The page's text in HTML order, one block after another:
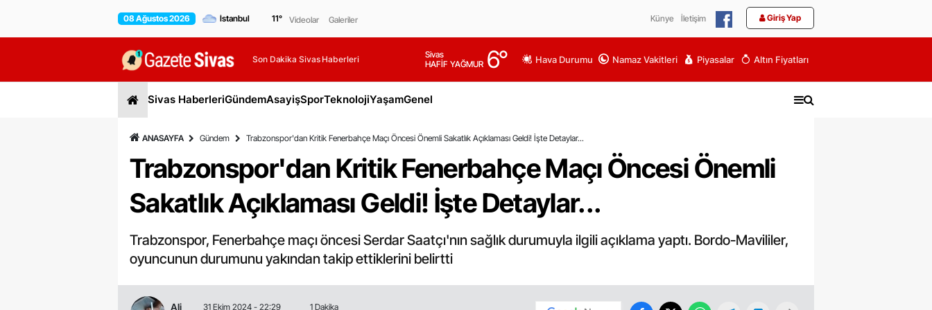
08 Ağustos 2026 11° Videolar Galeriler Künye İletişim Giriş Yap
Son Dakika Sivas Haberleri
Sivas
HAFİF YAĞMUR 6° Hava Durumu Namaz Vakitleri Piyasalar Altın Fiyatları
Sivas HaberleriGündemAsayişSporTeknolojiYaşamGenel
ANASAYFA Gündem Trabzonspor'dan Kritik Fenerbahçe Maçı Öncesi Önemli Sakatlık Açıklaması Geldi! İşte Detaylar...
Trabzonspor'dan Kritik Fenerbahçe Maçı Öncesi Önemli
Sakatlık Açıklaması Geldi! İşte Detaylar...
Trabzonspor, Fenerbahçe maçı öncesi Serdar Saatçı'nın sağlık durumuyla ilgili açıklama yaptı. Bordo-Mavililer,
oyuncunun durumunu yakından takip ettiklerini belirtti
Ali
31 Ekim 2024 - 22:29
1 Dakika